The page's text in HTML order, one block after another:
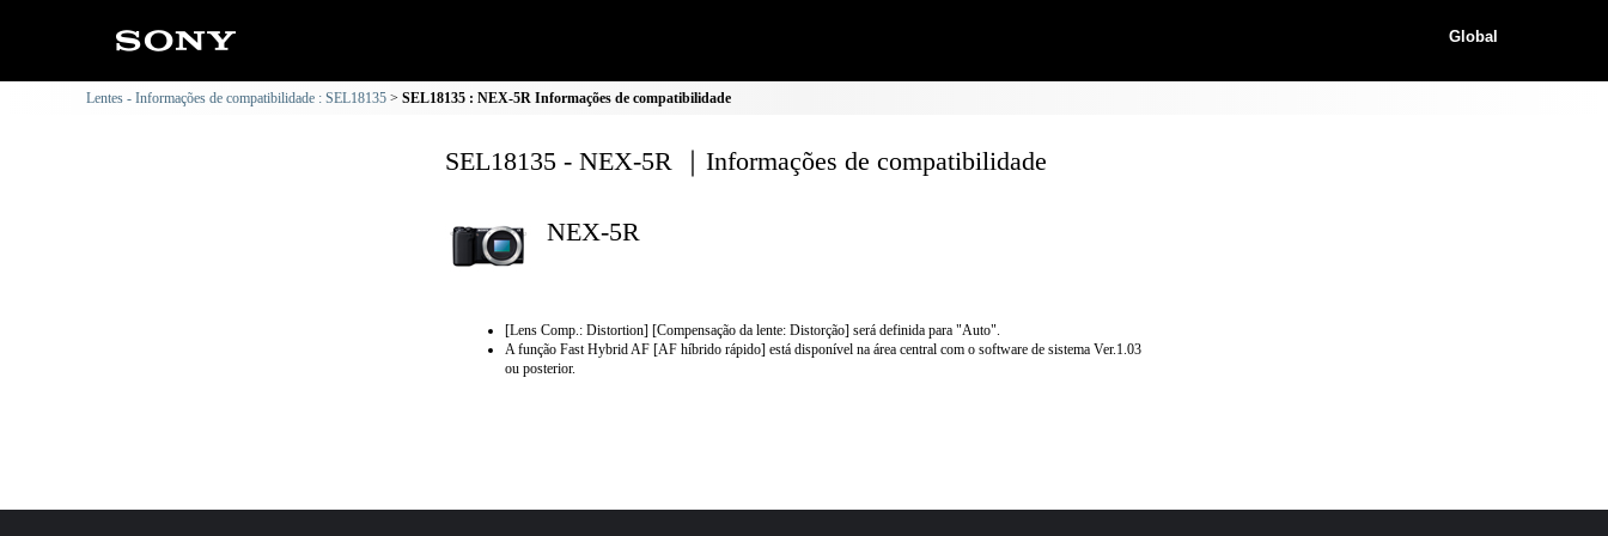
Global
Lentes - Informações de compatibilidade : SEL18135 SEL18135 : NEX-5R Informações de compatibilidade
SEL18135 - NEX-5R ｜Informações de compatibilidade
NEX-5R
[Lens Comp.: Distortion] [Compensação da lente: Distorção] será definida para "Auto".
A função Fast Hybrid AF [AF híbrido rápido] está disponível na área central com o software de sistema Ver.1.03
ou posterior.